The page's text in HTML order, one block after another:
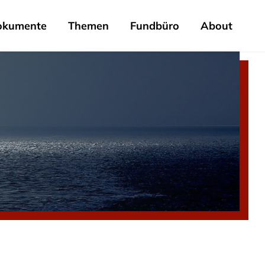
Themen Fundbüro About